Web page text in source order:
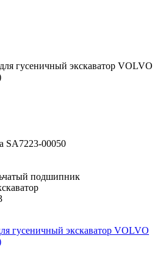
гусеничный экскаватор VOLVO
SA7223-00050
подшипник